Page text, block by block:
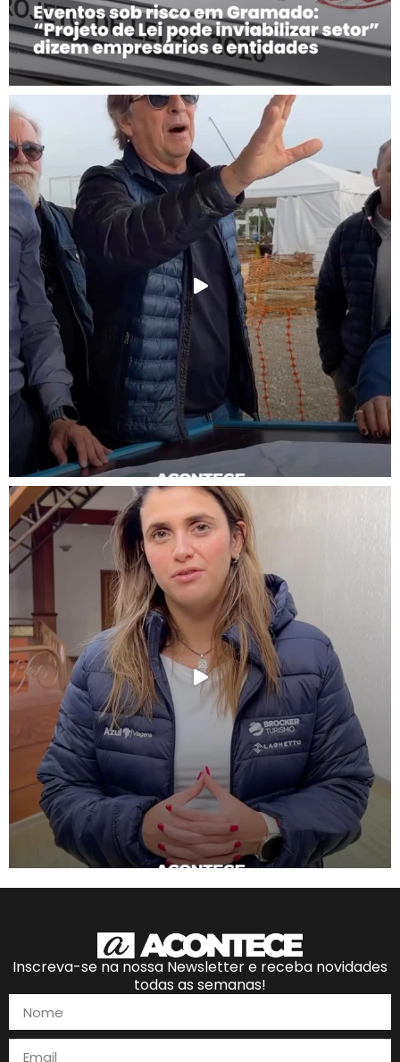
Inscreva-se na nossa Newsletter e receba novidades
todas as semanas!